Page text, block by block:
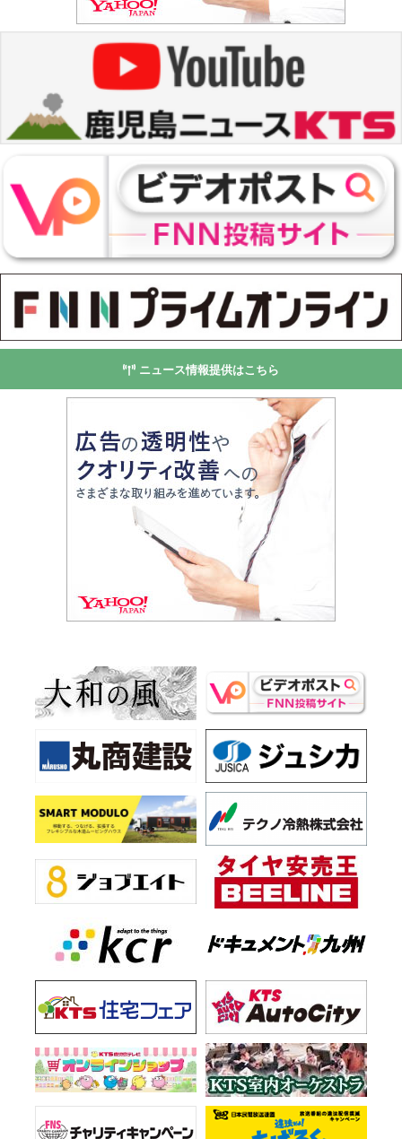
ニュース情報提供はこちら